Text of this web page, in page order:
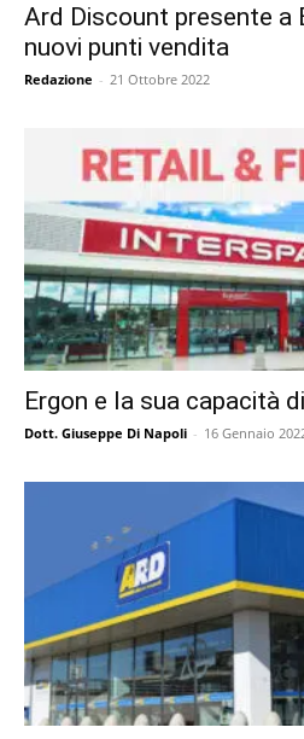
Ard Discount presente a
nuovi punti vendita
Redazione - 21 Ottobre 2022
Ergon e la sua capacità
Dott. Giuseppe Di Napoli - 16 Gennaio